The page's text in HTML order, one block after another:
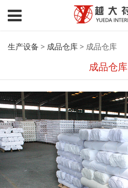
成品仓库
生产设备 > 成品仓库> 成品仓库
成品仓库